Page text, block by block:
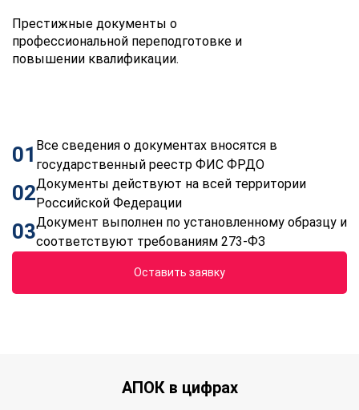
Престижные документы о
профессиональной переподготовке и
повышении квалификации.
01 Все сведения о документах вносятся в
государственный реестр ФИС ФРДО
02Документы действуют на всей территории
Российской Федерации
03Документ выполнен по установленному образцу и
соответствуют требованиям 273-ФЗ
Оставить заявку
АПОК в цифрах